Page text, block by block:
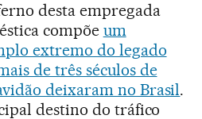
desta empregada
compõe um
extremo do legado
de três séculos de
deixaram no Brasil.
destino do tráfico